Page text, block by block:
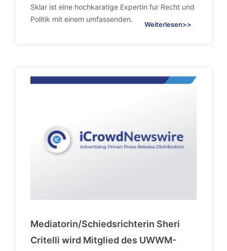
Sklar ist eine hochkaratige Expertin fur Recht und
Politik mit einem umfassenden.
Weiterlesen>>
Mediatorin/Schiedsrichterin Sheri
Critelli wird Mitglied des UWWM-